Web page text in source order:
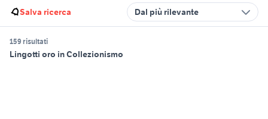
Salva ricerca Dal più rilevante
159 risultati
Lingotti oro in Collezionismo